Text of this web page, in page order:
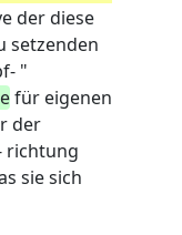
der diese
setzenden
"
für eigenen
der
richtung
sie sich